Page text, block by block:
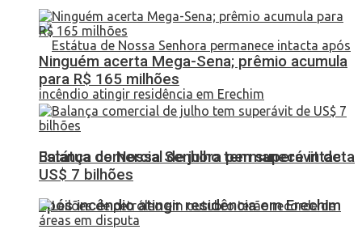
Estátua de Nossa Senhora permanece intacta
após incêndio atingir residência em Erechim
Ninguém acerta Mega-Sena; prêmio acumula
para R$ 165 milhões
Balança comercial de julho tem superávit de
US$ 7 bilhões